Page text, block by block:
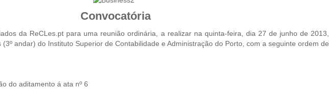
Convocatória
da ReCLes.pt para uma reunião ordinária, a realizar na quinta-feira, dia 27 de junho de 2013,
andar) do Instituto Superior de Contabilidade e Administração do Porto, com a seguinte ordem de
do aditamento á ata nº 6